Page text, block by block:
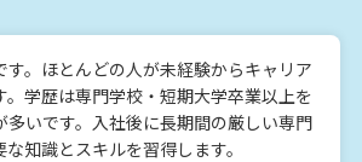
す。ほとんどの人が未経験からキャリア
。学歴は専門学校・短期大学卒業以上を
多いです。入社後に長期間の厳しい専門
知識とスキルを習得します。